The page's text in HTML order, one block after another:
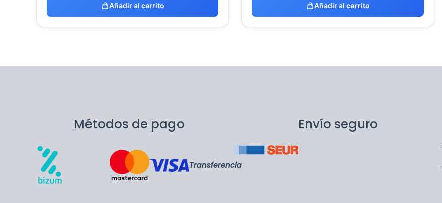
Añadir al carrito Añadir al carrito
Métodos de pago
Transferencia
Envío seguro